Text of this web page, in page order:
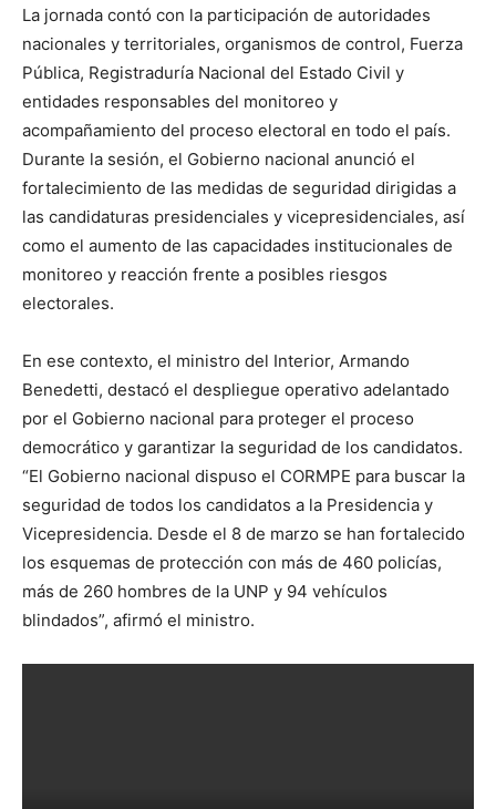
La jornada contó con la participación de autoridades
nacionales y territoriales, organismos de control, Fuerza
Pública, Registraduría Nacional del Estado Civil y
entidades responsables del monitoreo y
acompañamiento del proceso electoral en todo el país.
Durante la sesión, el Gobierno nacional anunció el
fortalecimiento de las medidas de seguridad dirigidas a
las candidaturas presidenciales y vicepresidenciales, así
como el aumento de las capacidades institucionales de
monitoreo y reacción frente a posibles riesgos
electorales.
En ese contexto, el ministro del Interior, Armando
Benedetti, destacó el despliegue operativo adelantado
por el Gobierno nacional para proteger el proceso
democrático y garantizar la seguridad de los candidatos.
“El Gobierno nacional dispuso el CORMPE para buscar la
seguridad de todos los candidatos a la Presidencia y
Vicepresidencia. Desde el 8 de marzo se han fortalecido
los esquemas de protección con más de 460 policías,
más de 260 hombres de la UNP y 94 vehículos
blindados”, afirmó el ministro.